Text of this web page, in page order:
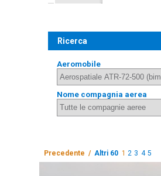
Ricerca
Aeromobile
Nome compagnia aerea
Precedente / Altri 60 1 2 3 4 5